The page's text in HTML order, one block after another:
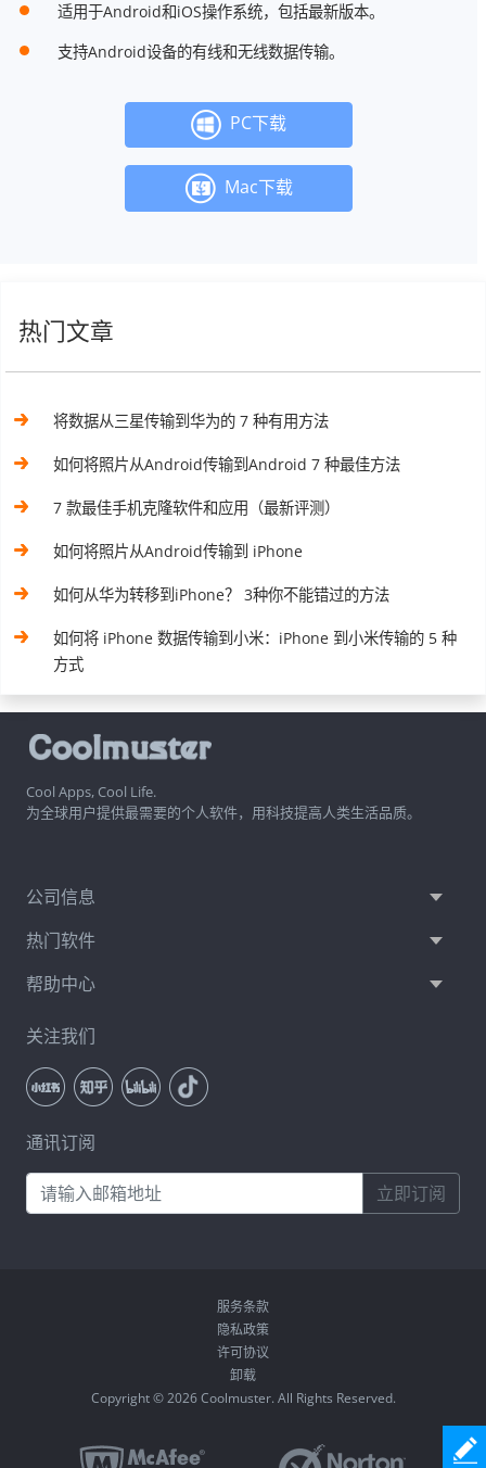
适用于Android和iOS操作系统，包括最新版本。
支持Android设备的有线和无线数据传输。
PC下载
Mac下载
热门文章
将数据从三星传输到华为的 7 种有用方法
如何将照片从Android传输到Android 7 种最佳方法
7 款最佳手机克隆软件和应用（最新评测）
如何将照片从Android传输到 iPhone
如何从华为转移到iPhone？ 3种你不能错过的方法
如何将 iPhone 数据传输到小米：iPhone 到小米传输的 5 种
方式
Cool Apps, Cool Life.
为全球用户提供最需要的个人软件，用科技提高人类生活品质。
公司信息
热门软件
帮助中心
关注我们
通讯订阅
立即订阅
服务条款
隐私政策
许可协议
卸载
Copyright © 2026 Coolmuster. All Rights Reserved.